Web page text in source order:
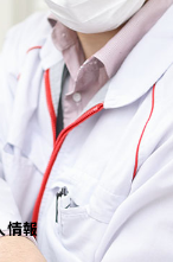
点一覧
ディカル
情報